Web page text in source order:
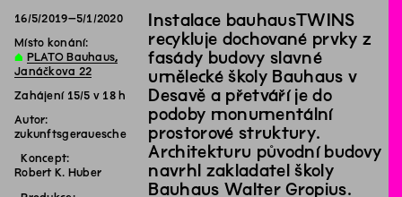
16/5/2019–5/1 /2020
Místo konání:
∆ PLATO Bauhaus,
Janáčkova 22
Zahájení 15/5 v 18 h
Autor:
zukunftsgerauesche
Koncept:
Robert K. Huber
Instalace bauhausTWINS
recykluje dochované prvky z
fasády budovy slavné
umělecké školy Bauhaus v
Desavě a přetváří je do
podoby monumentální
prostorové struktury.
Architekturu původní budovy
navrhl zakladatel školy
Bauhaus Walter Gropius.